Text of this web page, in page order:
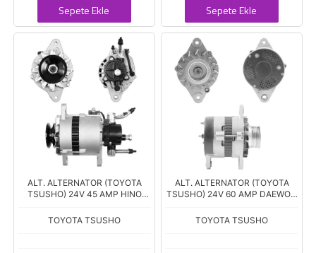
Sepete Ekle Sepete Ekle
ALT. ALTERNATOR (TOYOTA
TSUSHO) 24V 45 AMP HINO
TOYOTA TSUSHO
ALT. ALTERNATOR (TOYOTA
TSUSHO) 24V 60 AMP DAEWOO
TOYOTA TSUSHO